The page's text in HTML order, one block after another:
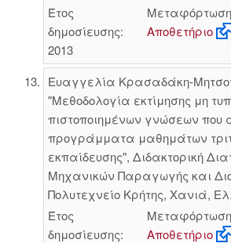
Έτος
δημοσίευσης:
2013
Αποθετήριο
Ευαγγελία Κρασαδάκη-
"Μεθοδολογία εκτίμησης μη
πιστοποιημένων γνώσεων που
προγράμματα μαθημάτων
εκπαίδευσης", Διδακτορική
Μηχανικών Παραγωγής και
Πολυτεχνείο Κρήτης, Χανιά,
Έτος
δημοσίευσης:
Αποθετήριο